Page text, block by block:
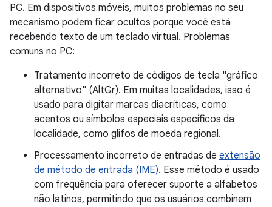
PC. Em dispositivos móveis, muitos problemas no seu
mecanismo podem ficar ocultos porque você está
recebendo texto de um teclado virtual. Problemas
comuns no PC:
Tratamento incorreto de códigos de tecla "gráfico
alternativo" (AltGr). Em muitas localidades, isso é
usado para digitar marcas diacríticas, como
acentos ou símbolos especiais específicos da
localidade, como glifos de moeda regional.
Processamento incorreto de entradas de extensão
de método de entrada (IME). Esse método é usado
com frequência para oferecer suporte a alfabetos
não latinos, permitindo que os usuários combinem